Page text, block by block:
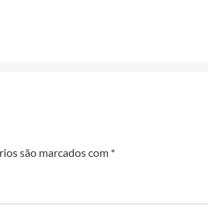
são marcados com *